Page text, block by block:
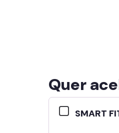
Quer
SMART